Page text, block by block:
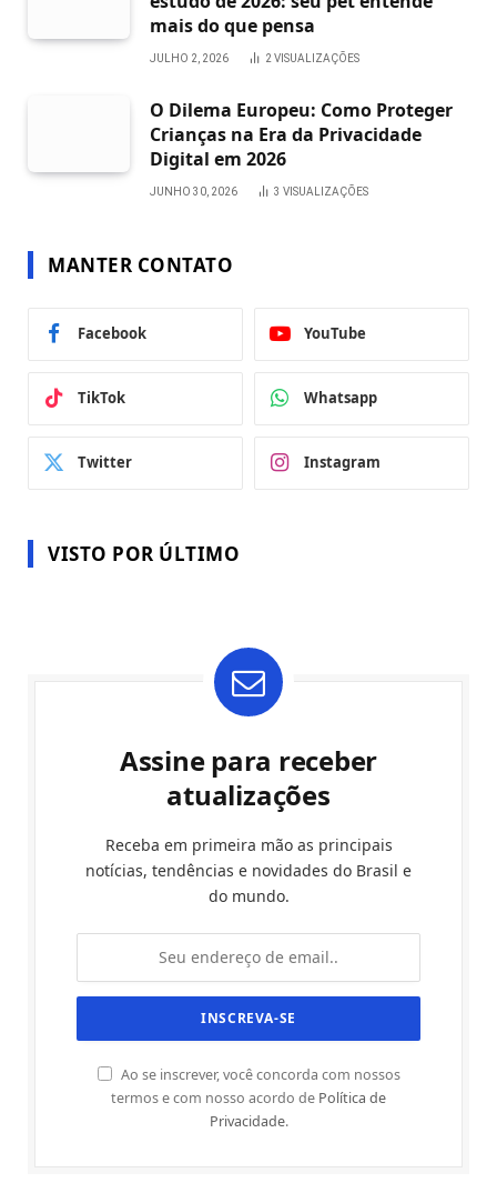
mais do que pensa
JULHO 2, 2026 2 VISUALIZAÇÕES
O Dilema Europeu: Como Proteger
Crianças na Era da Privacidade
Digital em 2026
JUNHO 30, 2026 3 VISUALIZAÇÕES
MANTER CONTATO
Facebook YouTube
TikTok Whatsapp
Twitter Instagram
VISTO POR ÚLTIMO
Assine para receber
atualizações
Receba em primeira mão as principais
notícias, tendências e novidades do Brasil e
do mundo.
Ao se inscrever, você concorda com nossos
termos e com nosso acordo de Política de
Privacidade.